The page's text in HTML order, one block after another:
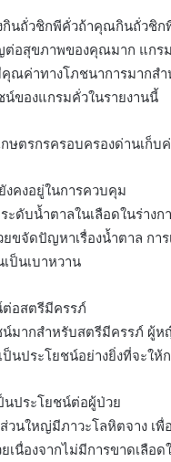
นถั่วชิกพีคั่วถ้าคุณกินถั่วชิก
อสุขภาพของคุณมาก แกรม
ณค่าทางโภชนาการมากส
น์ของแกรมคั่วในรายงานนี้
กษตรกรครอบครองด่านเก็
งคงอยู่ในการควบคุม
ะดับน้ำตาลในเลือดในร่าง
ขจัดปัญหาเรื่องน้ำตาล กา
ป็นเบาหวาน
อสตรีมีครรภ์
มากสำหรับสตรีมีครรภ์ ผู้ห
ป็นประโยชน์อย่างยิ่งที่จะใ
นประโยชน์ต่อผู้ป่วย
วนใหญ่มีภาวะโลหิตจาง เ
เนื่องจากไม่มีการขาดเลือ